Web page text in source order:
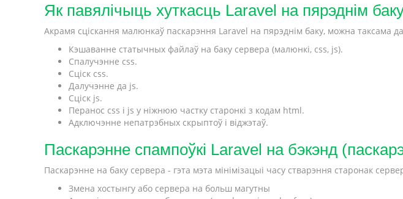
Як павялічыць хуткасць Laravel на пярэднім
Акрамя сціскання малюнкаў паскарэння Laravel на пярэднім баку, можна таксама
Кэшаванне статычных файлаў на баку сервера (малюнкі, css, js).
Спалучэнне css.
Сціск css.
Далучэнне да js.
Сціск js.
Перанос css і js у ніжнюю частку старонкі з кодам html.
Адключэнне непатрэбных скрыптоў і віджэтаў.
Паскарэнне спампоўкі Laravel на бэкэнд
Паскарэнне на баку сервера - гэта мэта мінімізацыі часу стварэння старонак
Змена хостынгу або сервера на больш магутны